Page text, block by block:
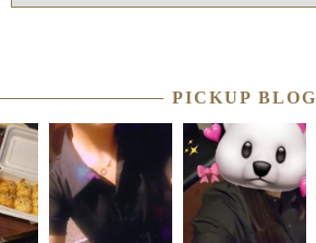
PICKUP BLOG